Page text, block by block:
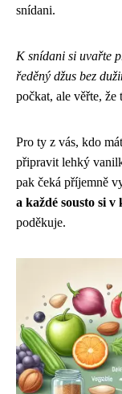
snídani.
K snídani si uvařte
ředěný džus bez
počkat, ale věřte, že
Pro ty z vás, kdo
připravit lehký
pak čeká příjemně
a každé sousto si
poděkuje.